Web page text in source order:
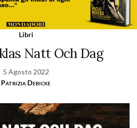
Libri
Natt Och Dag
5 Agosto 2022
Patrizia Debicke